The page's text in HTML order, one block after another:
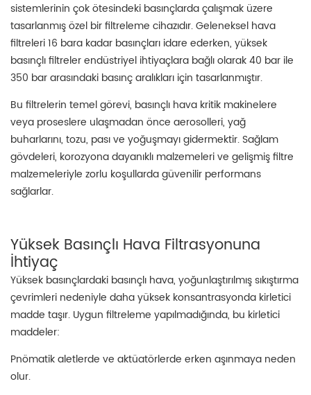
sistemlerinin çok ötesindeki basınçlarda çalışmak üzere
tasarlanmış özel bir filtreleme cihazıdır. Geleneksel hava
filtreleri 16 bara kadar basınçları idare ederken, yüksek
basınçlı filtreler endüstriyel ihtiyaçlara bağlı olarak 40 bar ile
350 bar arasındaki basınç aralıkları için tasarlanmıştır.
Bu filtrelerin temel görevi, basınçlı hava kritik makinelere
veya proseslere ulaşmadan önce aerosolleri, yağ
buharlarını, tozu, pası ve yoğuşmayı gidermektir. Sağlam
gövdeleri, korozyona dayanıklı malzemeleri ve gelişmiş filtre
malzemeleriyle zorlu koşullarda güvenilir performans
sağlarlar.
Yüksek Basınçlı Hava Filtrasyonuna
İhtiyaç
Yüksek basınçlardaki basınçlı hava, yoğunlaştırılmış sıkıştırma
çevrimleri nedeniyle daha yüksek konsantrasyonda kirletici
madde taşır. Uygun filtreleme yapılmadığında, bu kirletici
maddeler:
Pnömatik aletlerde ve aktüatörlerde erken aşınmaya neden
olur.